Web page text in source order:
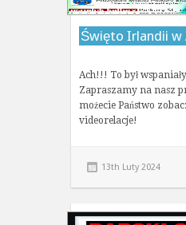
Święto Irlandii w
Ach!!! To był
Zapraszamy na nasz
możecie Państwo
videorelacje!
13th Luty 2024